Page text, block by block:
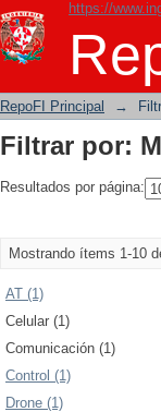
https://
Filtrar por:
RepoFI Principal →
Filtrar por:
Resultados por página:
Mostrando ítems 1-10
AT (1)
Celular (1)
Comunicación (1)
Control (1)
Drone (1)